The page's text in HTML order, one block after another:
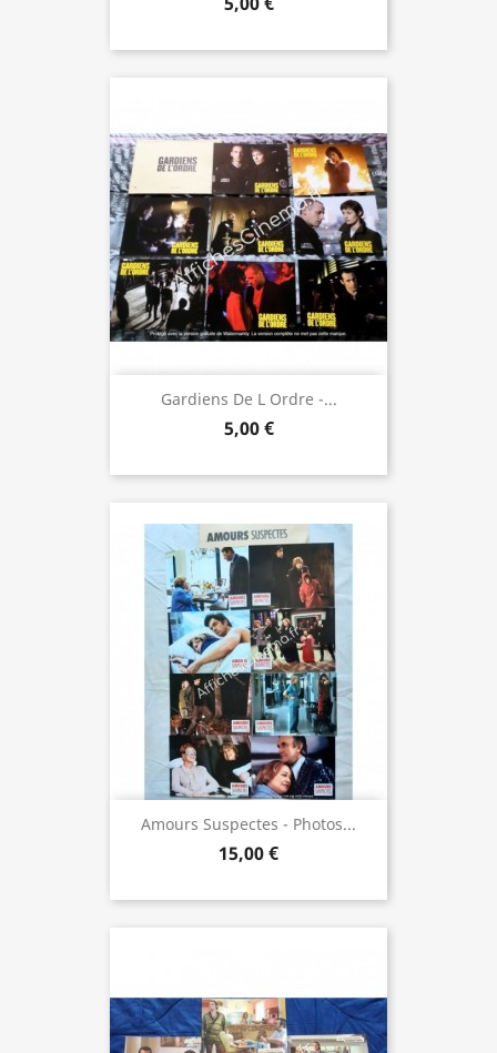
Gardiens De L Ordre -...
5,00 €
Amours Suspectes - Photos...
15,00 €